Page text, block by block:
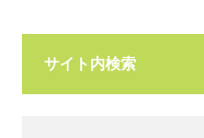
サイト内検索